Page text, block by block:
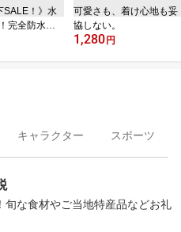
SALE！》水
完全防水ケ
可愛さも、着け心地も妥
協しない。
1,280 円
キャラクター スポーツ
旬な食材やご当地特産品などお礼